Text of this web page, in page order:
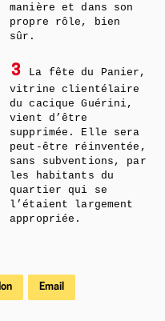
manière et dans son
propre rôle, bien
sûr.
3
La fête du Panier,
vitrine clientélaire
du cacique Guérini,
vient d’être
supprimée. Elle sera
peut-être réinventée,
sans subventions, par
les habitants du
quartier qui se
l’étaient largement
appropriée.
Email